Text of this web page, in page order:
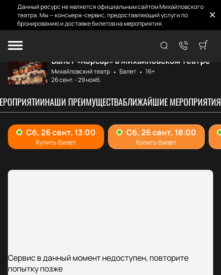
Данный ресурс не является официальным сайтом Михайловского
театра. Мы — консьерж-сервис, предоставляющий услуги по
бронированию и доставке билетов на мероприятия.
Главная
Балет «Корсар» в Михайловском театре
Михайловский театр Балет
16+
26 сент.-29 нояб.
НАШИ ПРЕИМУЩЕСТВАБЛИЖАЙШИЕ МЕРОПРИЯТИЯ
Сервис в данный момент недоступен, повторите
попытку позже